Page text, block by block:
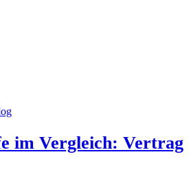
im Vergleich: Vertrag